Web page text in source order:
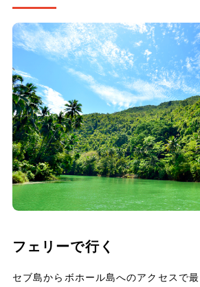
フェリーで行く
セブ島からボホール島へのアクセスで